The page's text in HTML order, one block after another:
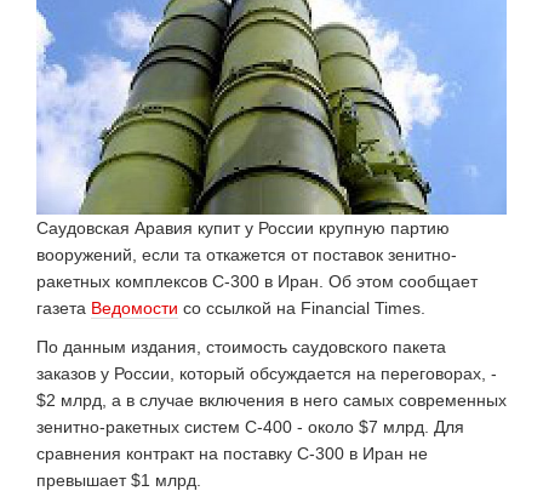
Саудовская Аравия купит у России крупную партию
вооружений, если та откажется от поставок зенитно-
ракетных комплексов С-300 в Иран. Об этом сообщает
газета Ведомости со ссылкой на Financial Times.
По данным издания, стоимость саудовского пакета
заказов у России, который обсуждается на переговорах, -
$2 млрд, а в случае включения в него самых современных
зенитно-ракетных систем С-400 - около $7 млрд. Для
сравнения контракт на поставку С-300 в Иран не
превышает $1 млрд.